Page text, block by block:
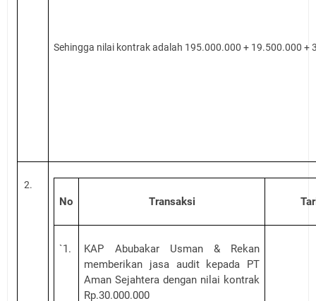
Sehingga nilai kontrak adalah 195.000.000 + 19.500.000 +
2.
No Transaksi
`1.
KAP Abubakar Usman & Rekan
memberikan jasa audit kepada PT
Aman Sejahtera dengan nilai kontrak
Rp.30.000.000